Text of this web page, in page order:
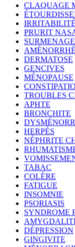
CLAQUAGE
IRRITABILITÉ
PRURIT
SURMENAGE
DERMATOSE
GENCIVES
MÉNOPAUSE
TROUBLES
APHTE
BRONCHITE
HERPÈS
NÉPHRITE
TABAC
COLÈRE
FATIGUE
INSOMNIE
PSORIASIS
SYNDROME
DÉPRESSION
GINGIVITE